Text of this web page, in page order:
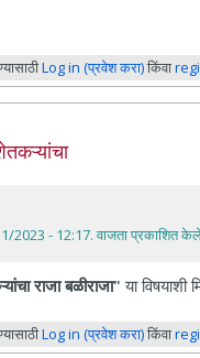
Log in (प्रवेश करा)किंवा
2023 - 12:17. वाजता प्रकाशित
राजा बळीराजा" या
Log in (प्रवेश करा)किंवा